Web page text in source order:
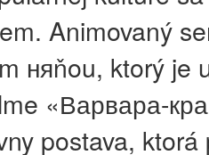
Animovaný
няňou, ktorý je
«Варвара-
postava,